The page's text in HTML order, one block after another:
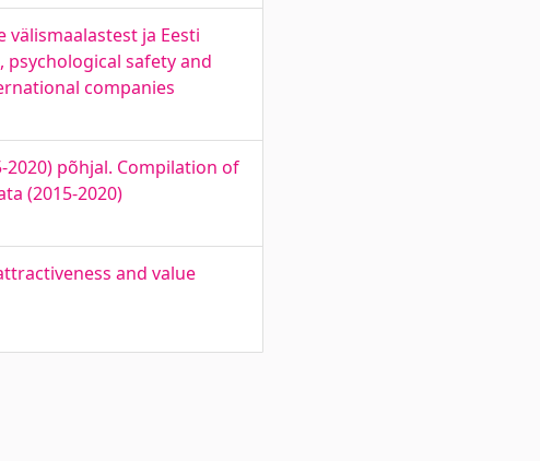
ja Eesti
safety and
companies
põhjal. Compilation of
(2015-2020)
and value